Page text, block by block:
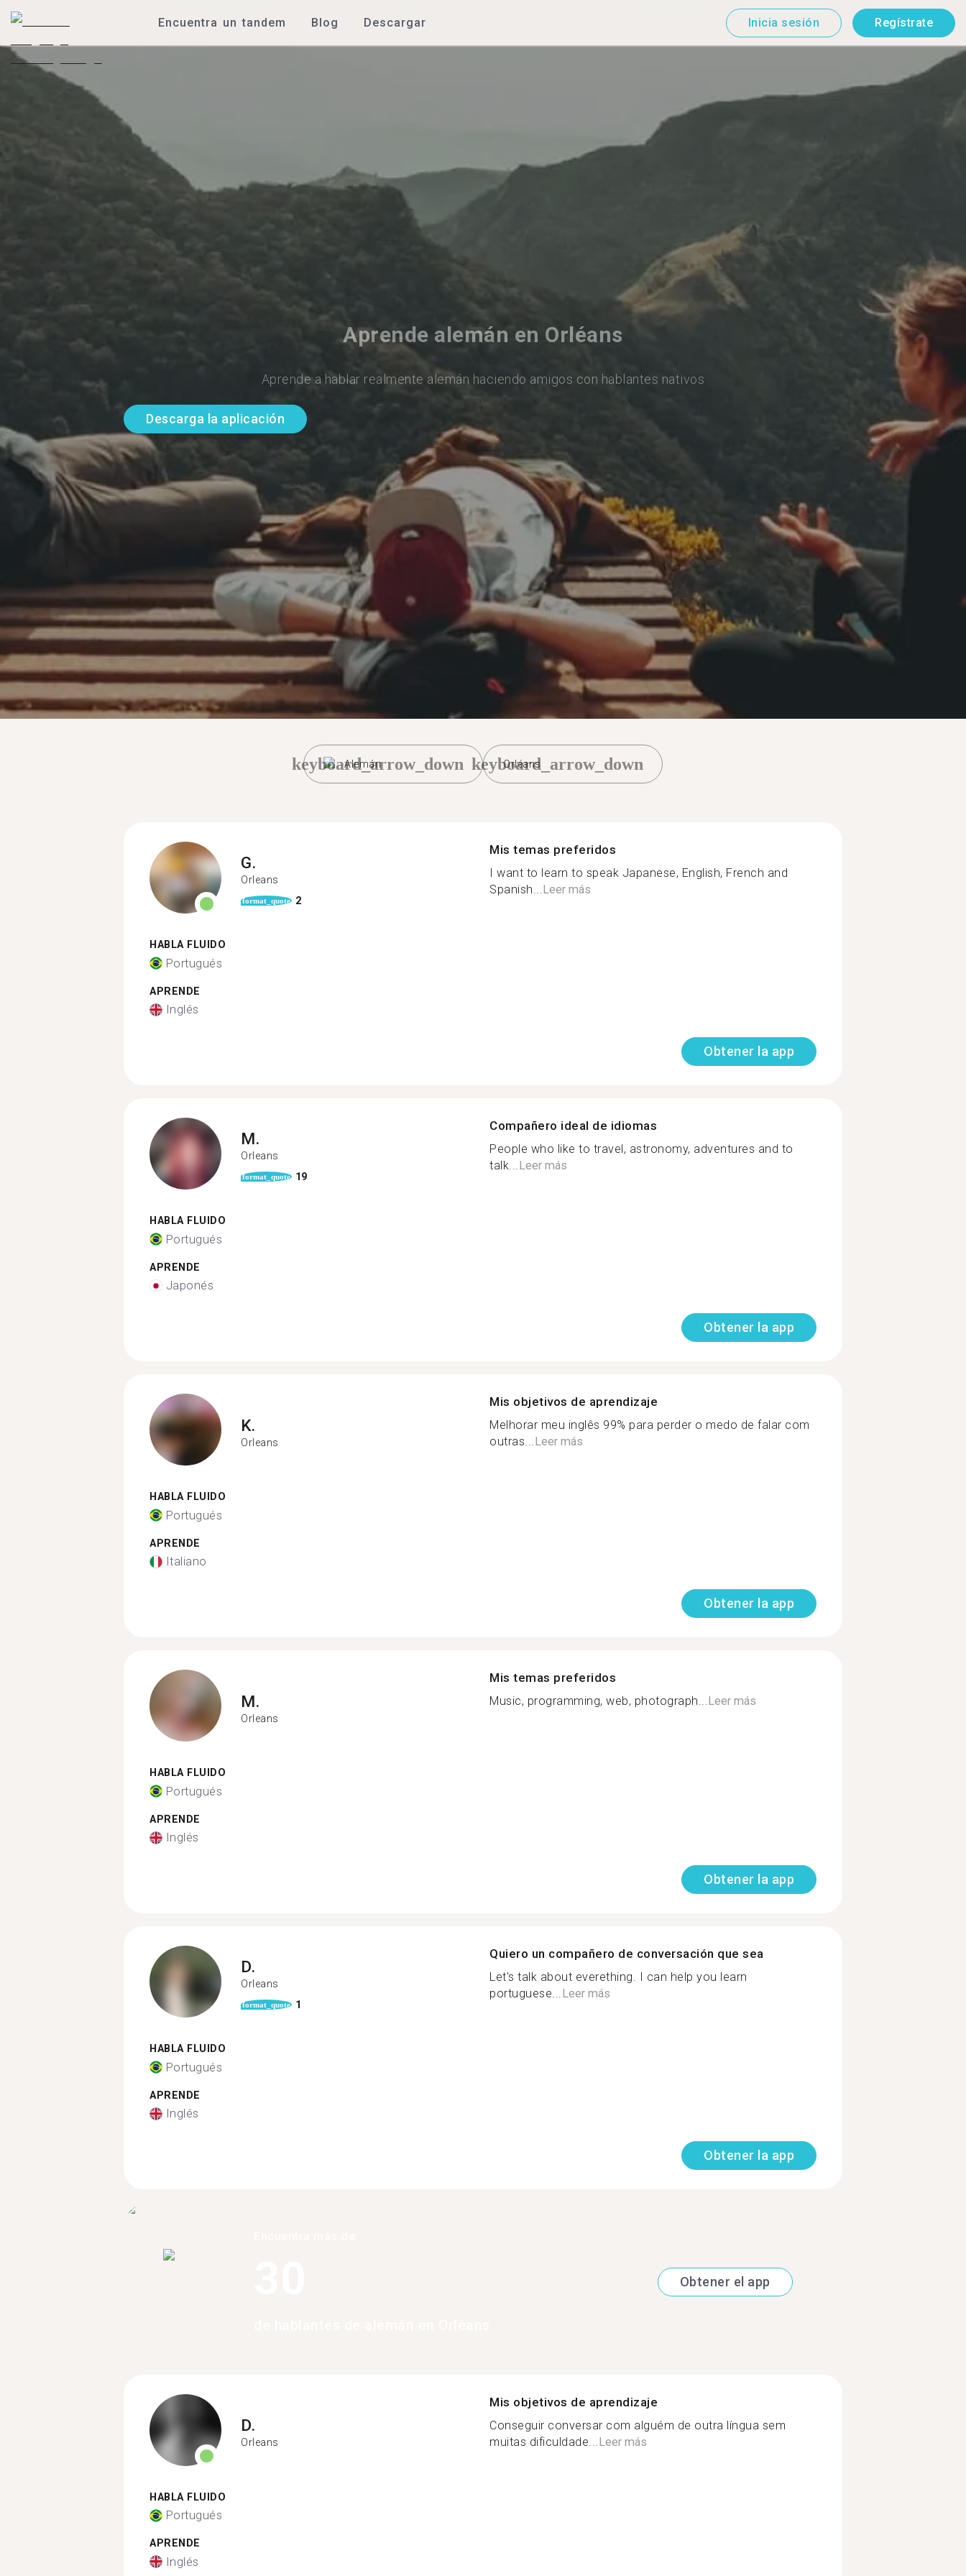
Encuentra un tandem Blog Descargar Inicia sesión Regístrate
Aprende alemán en Orléans
Aprende a hablar realmente alemán haciendo amigos con hablantes nativos
Descarga la aplicación
Alemán
keyboard_arrow_down Orléans
keyboard_arrow_down
G.
Orleans
format_quote 2
HABLA FLUIDO
Portugués
APRENDE
Inglés
Mis temas preferidos
I want to learn to speak Japanese, English, French and
Spanish...Leer más
Obtener la app
M.
Orleans
format_quote 19
HABLA FLUIDO
Portugués
APRENDE
Japonés
Compañero ideal de idiomas
People who like to travel, astronomy, adventures and to
talk...Leer más
Obtener la app
K.
Orleans
HABLA FLUIDO
Portugués
APRENDE
Italiano
Mis objetivos de aprendizaje
Melhorar meu inglês 99% para perder o medo de falar com
outras...Leer más
Obtener la app
M.
Orleans
HABLA FLUIDO
Portugués
APRENDE
Inglés
Mis temas preferidos
Music, programming, web, photograph...Leer más
Obtener la app
D.
Orleans
format_quote 1
HABLA FLUIDO
Portugués
APRENDE
Inglés
Quiero un compañero de conversación que sea
Let's talk about everething. I can help you learn
portuguese...Leer más
Obtener la app
Obtener el app
D.
Orleans
HABLA FLUIDO
Portugués
APRENDE
Inglés
Mis objetivos de aprendizaje
Conseguir conversar com alguém de outra língua sem
muitas dificuldade... Leer más